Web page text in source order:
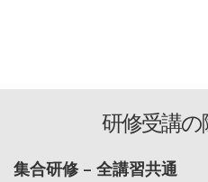
研修受講
集合研修 – 全講習共通